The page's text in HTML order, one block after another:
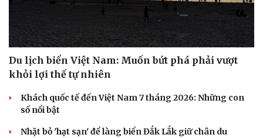
Du lịch biển Việt Nam: Muốn bứt phá phải vượt
khỏi lợi thế tự nhiên
Khách quốc tế đến Việt Nam 7 tháng 2026: Những con
số nổi bật
Nhặt bỏ 'hạt sạn' để làng biển Đắk Lắk giữ chân du